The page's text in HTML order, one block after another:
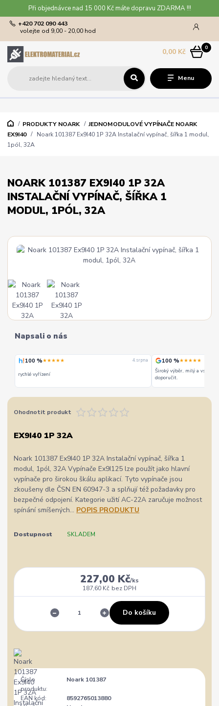
Při objednávce nad 15 000 Kč máte dopravu ZDARMA !!!
Menu
+420 702 090 443
volejte od 9,00 - 20,00 hod
0
0,00 Kč
PRODUKTY NOARK
JEDNOMODULOVÉ VYPÍNAČE NOARK
EX9I40
Noark 101387 Ex9I40 1P 32A Instalační vypínač, šířka 1 modul,
1pól, 32A
NOARK 101387 EX9I40 1P 32A
INSTALAČNÍ VYPÍNAČ, ŠÍŘKA 1
MODUL, 1PÓL, 32A
Napsali o nás
100 %★★★★★ 4. srpna
rychlé vyřízení
100 %★★★★★
Široký výběr, milý a
doporučit.
Ohodnotit produkt
EX9I40 1P 32A
Noark 101387 Ex9I40 1P 32A Instalační vypínač, šířka 1
modul, 1pól, 32A Vypínače Ex9I125 lze použít jako hlavní
vypínače pro širokou škálu aplikací. Tyto vypínače jsou
zkoušeny dle ČSN EN 60947-3 a splňují též požadavky pro
bezpečné odpojení. Kategorie užití AC-22A zaručuje možnost
spínání smíšených... POPIS PRODUKTU
Dostupnost SKLADEM
227,00 Kč/ks
187,60 Kč bez DPH
Do košíku
Číslo
produktu:
Noark 101387
EAN kód:
8592765013880